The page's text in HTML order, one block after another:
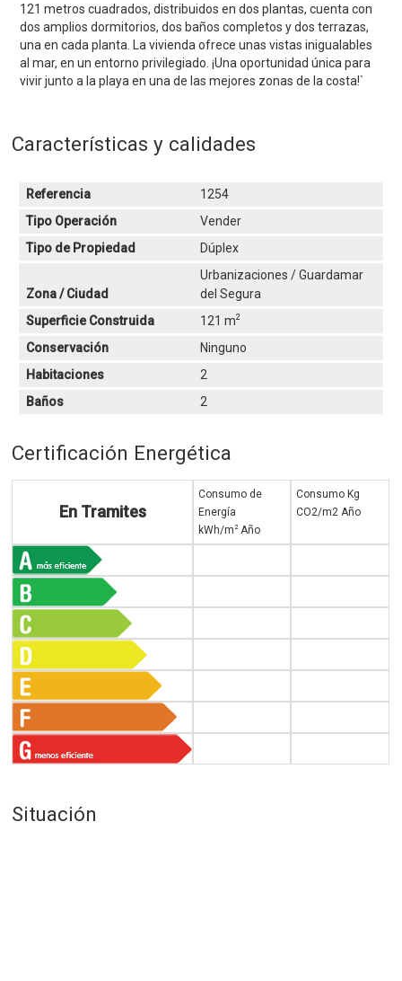
121 metros cuadrados, distribuidos en dos plantas, cuenta con
dos amplios dormitorios, dos baños completos y dos terrazas,
una en cada planta. La vivienda ofrece unas vistas inigualables
al mar, en un entorno privilegiado. ¡Una oportunidad única para
vivir junto a la playa en una de las mejores zonas de la costa!`
Características y calidades
Referencia
1254
Tipo Operación
Vender
Tipo de Propiedad
Dúplex
Zona / Ciudad
Urbanizaciones / Guardamar
del Segura
Superficie Construida
121 m2
Conservación
Ninguno
Habitaciones
2
Baños
2
Certificación Energética
En Tramites
Consumo de
Energía
kWh/m 2Año
Consumo Kg
CO2/m2 Año
Situación